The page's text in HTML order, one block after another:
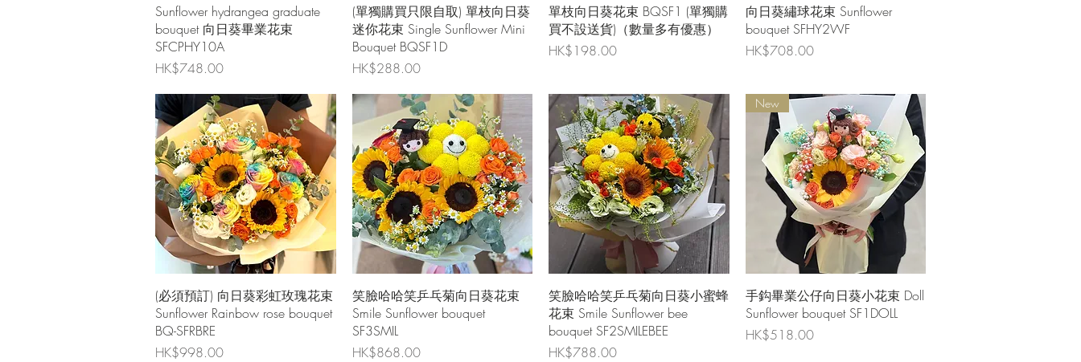
快速瀏覽
Sunflower hydrangea graduate
bouquet 向日葵畢業花束
SFCPHY10A
價格
HK$748.00
快速瀏覽
(單獨購買只限自取) 單枝向日葵
迷你花束 Single Sunflower Mini
Bouquet BQSF1D
價格
HK$288.00
快速瀏覽
單枝向日葵花束 BQSF1 (單獨購
買不設送貨)（數量多有優惠）
價格
HK$198.00
快速瀏覽
向日葵繡球花束 Sunflower
bouquet SFHY2WF
價格
HK$708.00
快速瀏覽
(必須預訂) 向日葵彩虹玫瑰花束
Sunflower Rainbow rose bouquet
BQ-SFRBRE
價格
HK$998.00
快速瀏覽
笑臉哈哈笑乒乓菊向日葵花束
Smile Sunflower bouquet
SF3SMIL
價格
HK$868.00
快速瀏覽
笑臉哈哈笑乒乓菊向日葵小蜜蜂
花束 Smile Sunflower bee
bouquet SF2SMILEBEE
價格
HK$788.00
快速瀏覽
New
手鈎畢業公仔向日葵小花束 Doll
Sunflower bouquet SF1DOLL
價格
HK$518.00